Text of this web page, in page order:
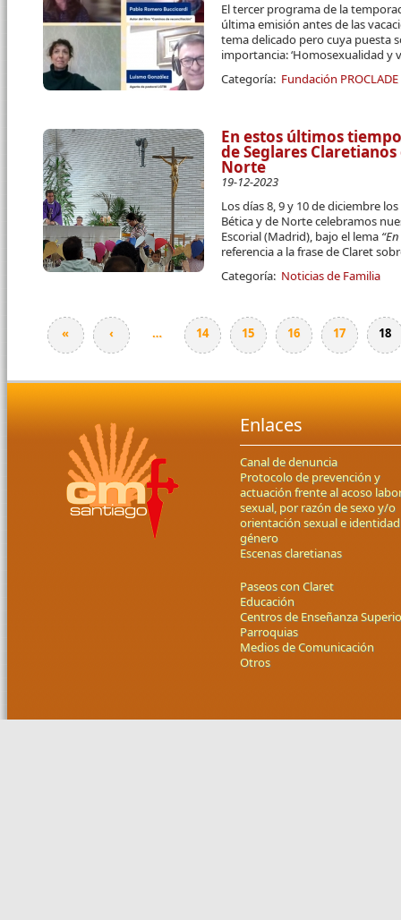
El tercer programa de la
última emisión antes de las
tema delicado pero cuya puesta
importancia: ‘Homosexualidad y
Categoría: Fundación PROCLADE
En estos últimos
de Seglares
Norte
19-12-2023
Los días 8, 9 y 10 de diciembre
Bética y de Norte celebramos
Escorial (Madrid), bajo el lema
referencia a la frase de Claret
Categoría: Noticias de Familia
Páginas
« ‹ … 14 15 16 17 18
Enlaces
Canal de denuncia
Protocolo de prevención y
actuación frente al acoso
sexual, por razón de sexo y/o
orientación sexual e
género
Escenas claretianas
Paseos con Claret
Educación
Centros de Enseñanza
Parroquias
Medios de Comunicación
Otros